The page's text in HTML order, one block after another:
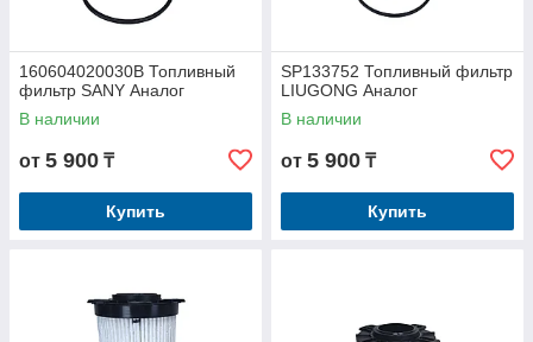
160604020030B Топливный
фильтр SANY Аналог
В наличии
от 5 900 ₸
Купить
SP133752 Топливный фильтр
LIUGONG Аналог
В наличии
от 5 900 ₸
Купить